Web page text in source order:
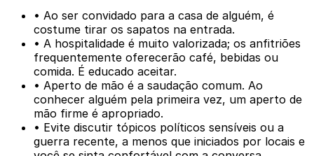
• Ao ser convidado para a casa de alguém, é
costume tirar os sapatos na entrada.
• A hospitalidade é muito valorizada; os anfitriões
frequentemente oferecerão café, bebidas ou
comida. É educado aceitar.
• Aperto de mão é a saudação comum. Ao
conhecer alguém pela primeira vez, um aperto de
mão firme é apropriado.
• Evite discutir tópicos políticos sensíveis ou a
guerra recente, a menos que iniciados por locais e